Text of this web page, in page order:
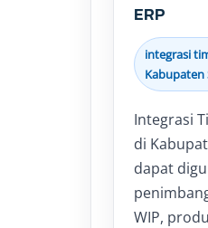
ERP
integrasi
Kabupaten
Integrasi
di
dapat
WIP,